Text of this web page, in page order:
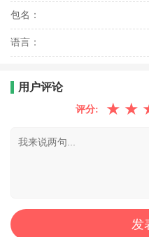
包名：
语言：
用户评论
评分: ★ ★